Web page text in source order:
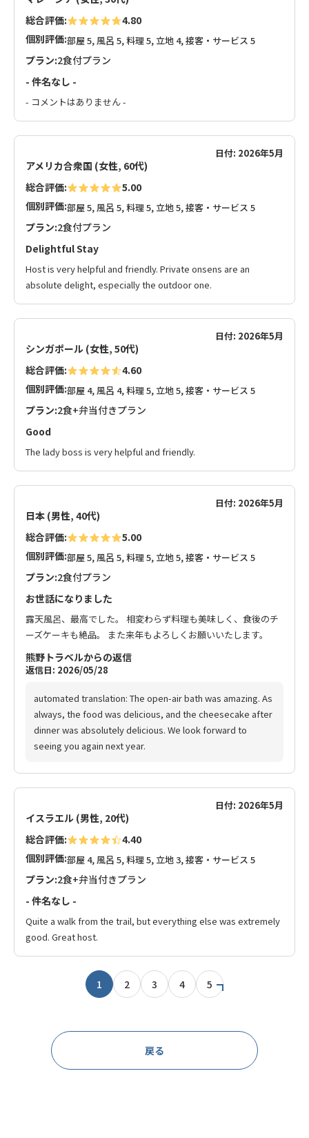
総合評価:
4.80
個別評価:部屋 5, 風呂 5, 料理 5, 立地 4, 接客・サービス 5
プラン:2食付プラン
- 件名なし -
- コメントはありません -
日付: 2026年5月
アメリカ合衆国 (女性, 60代)
総合評価:
5.00
個別評価:部屋 5, 風呂 5, 料理 5, 立地 5, 接客・サービス 5
プラン:2食付プラン
Delightful Stay
Host is very helpful and friendly. Private onsens are an
absolute delight, especially the outdoor one.
日付: 2026年5月
シンガポール (女性, 50代)
総合評価:
4.60
個別評価:部屋 4, 風呂 4, 料理 5, 立地 5, 接客・サービス 5
プラン:2食+弁当付きプラン
Good
The lady boss is very helpful and friendly.
日付: 2026年5月
日本 (男性, 40代)
総合評価:
5.00
個別評価:部屋 5, 風呂 5, 料理 5, 立地 5, 接客・サービス 5
プラン:2食付プラン
お世話になりました
露天風呂、最高でした。 相変わらず料理も美味しく、食後のチ
ーズケーキも絶品。 また来年もよろしくお願いいたします。
熊野トラベルからの返信
返信日: 2026/05/28
automated translation: The open-air bath was amazing. As
always, the food was delicious, and the cheesecake after
dinner was absolutely delicious. We look forward to
seeing you again next year.
日付: 2026年5月
イスラエル (男性, 20代)
総合評価:
4.40
個別評価:部屋 4, 風呂 5, 料理 5, 立地 3, 接客・サービス 5
プラン:2食+弁当付きプラン
- 件名なし -
Quite a walk from the trail, but everything else was extremely
good. Great host.
1 2 3 4 5
戻る